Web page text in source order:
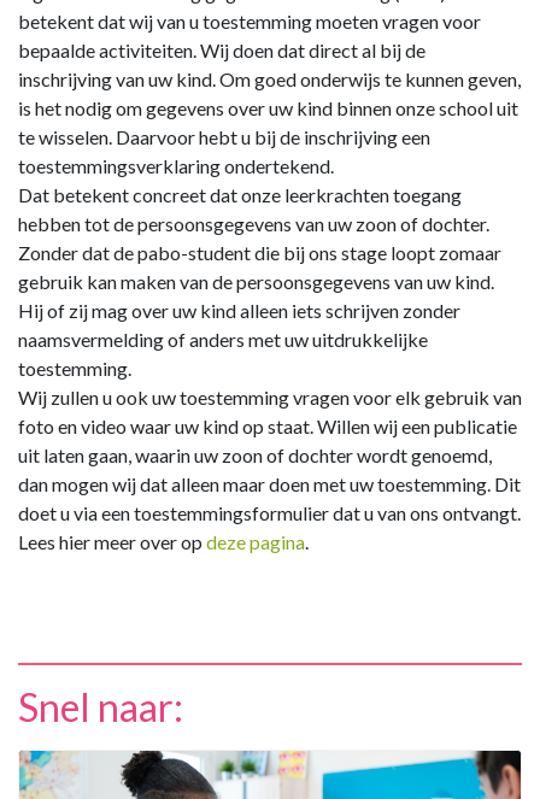
betekent dat wij van u toestemming moeten vragen voor
bepaalde activiteiten. Wij doen dat direct al bij de
inschrijving van uw kind. Om goed onderwijs te kunnen geven,
is het nodig om gegevens over uw kind binnen onze school uit
te wisselen. Daarvoor hebt u bij de inschrijving een
toestemmingsverklaring ondertekend.
Dat betekent concreet dat onze leerkrachten toegang
hebben tot de persoonsgegevens van uw zoon of dochter.
Zonder dat de pabo-student die bij ons stage loopt zomaar
gebruik kan maken van de persoonsgegevens van uw kind.
Hij of zij mag over uw kind alleen iets schrijven zonder
naamsvermelding of anders met uw uitdrukkelijke
toestemming.
Wij zullen u ook uw toestemming vragen voor elk gebruik van
foto en video waar uw kind op staat. Willen wij een publicatie
uit laten gaan, waarin uw zoon of dochter wordt genoemd,
dan mogen wij dat alleen maar doen met uw toestemming. Dit
doet u via een toestemmingsformulier dat u van ons ontvangt.
Lees hier meer over op deze pagina.
Snel naar: